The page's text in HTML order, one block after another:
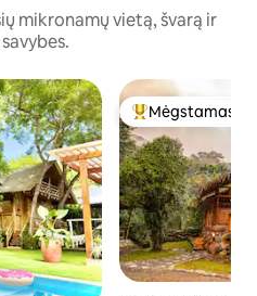
mikronamų vietą, švarą ir
Svečių
Mėgstamas